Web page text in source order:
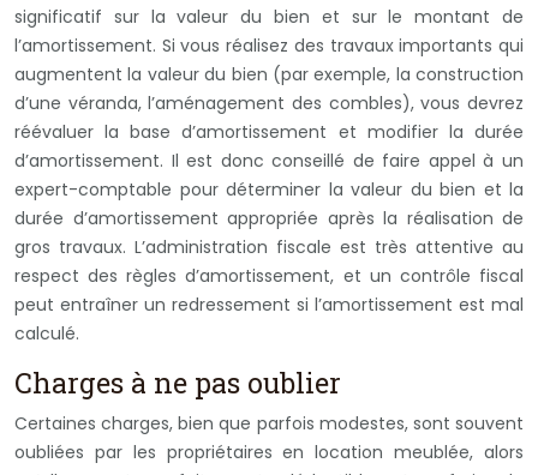
significatif sur la valeur du bien et sur le montant de
l’amortissement. Si vous réalisez des travaux importants qui
augmentent la valeur du bien (par exemple, la construction
d’une véranda, l’aménagement des combles), vous devrez
réévaluer la base d’amortissement et modifier la durée
d’amortissement. Il est donc conseillé de faire appel à un
expert-comptable pour déterminer la valeur du bien et la
durée d’amortissement appropriée après la réalisation de
gros travaux. L’administration fiscale est très attentive au
respect des règles d’amortissement, et un contrôle fiscal
peut entraîner un redressement si l’amortissement est mal
calculé.
Charges à ne pas oublier
Certaines charges, bien que parfois modestes, sont souvent
oubliées par les propriétaires en location meublée, alors